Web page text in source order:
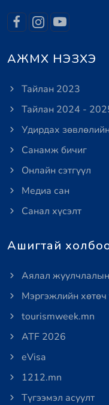
АЖМХ НЭЗХЭ
Тайлан 2023
Тайлан 2024 -
Удирдах
Санамж бичиг
Онлайн сэтгүүл
Медиа сан
Санал хүсэлт
Ашигтай
Аялал
Мэргэжлийн
tourismweek.mn
ATF 2026
eVisa
1212.mn
Түгээмэл асуулт